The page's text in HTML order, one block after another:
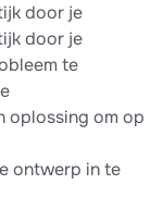
door je
door je
te
oplossing om op
ontwerp in te